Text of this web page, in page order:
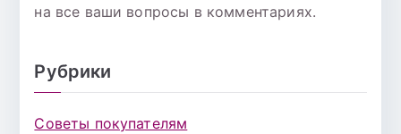
на все ваши вопросы в комментариях.
Рубрики
Советы покупателям